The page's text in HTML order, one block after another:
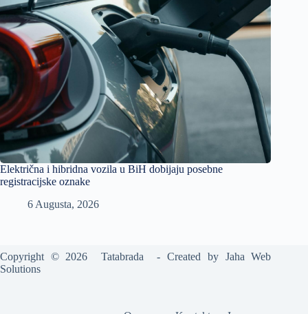
Električna i hibridna vozila u BiH dobijaju posebne
registracijske oznake
6 Augusta, 2026
Copyright © 2026 Tatabrada - Created by Jaha Web
Solutions